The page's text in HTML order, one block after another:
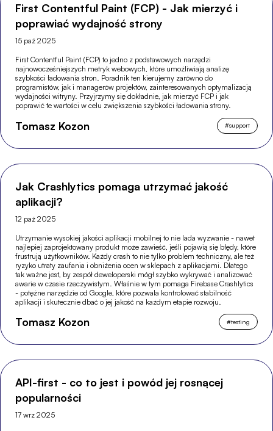
First Contentful Paint (FCP) - Jak mierzyć i
poprawiać wydajność strony
15 paź 2025
First Contentful Paint (FCP) to jedno z podstawowych narzędzi
najnowocześniejszych metryk webowych, które umożliwiają analizę
szybkości ładowania stron. Poradnik ten kierujemy zarówno do
programistów, jak i managerów projektów, zainteresowanych optymalizacją
wydajności witryny. Przyjrzymy się dokładnie, jak mierzyć FCP i jak
poprawić te wartości w celu zwiększenia szybkości ładowania strony.
Tomasz Kozon #support
Jak Crashlytics pomaga utrzymać jakość
aplikacji?
12 paź 2025
Utrzymanie wysokiej jakości aplikacji mobilnej to nie lada wyzwanie - nawet
najlepiej zaprojektowany produkt może zawieść, jeśli pojawią się błędy, które
frustrują użytkowników. Każdy crash to nie tylko problem techniczny, ale też
ryzyko utraty zaufania i obniżenia ocen w sklepach z aplikacjami. Dlatego
tak ważne jest, by zespół deweloperski mógł szybko wykrywać i analizować
awarie w czasie rzeczywistym. Właśnie w tym pomaga Firebase Crashlytics
- potężne narzędzie od Google, które pozwala kontrolować stabilność
aplikacji i skutecznie dbać o jej jakość na każdym etapie rozwoju.
Tomasz Kozon #testing
API-first - co to jest i powód jej rosnącej
popularności
17 wrz 2025